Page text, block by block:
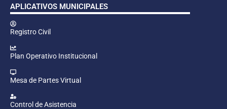
APLICATIVOS MUNICIPALES
Registro Civil
Plan Operativo Institucional
Mesa de Partes Virtual
Control de Asistencia